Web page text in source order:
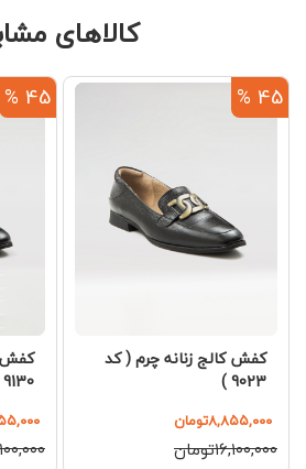
کالاهای
45 %
کفش کالج زنانه چرم ( کد
9023 )
۸,۸۵۵,۰۰۰تومان
۱۶,۱۰۰,۰۰۰تومان
45 %
کفش
9130 )